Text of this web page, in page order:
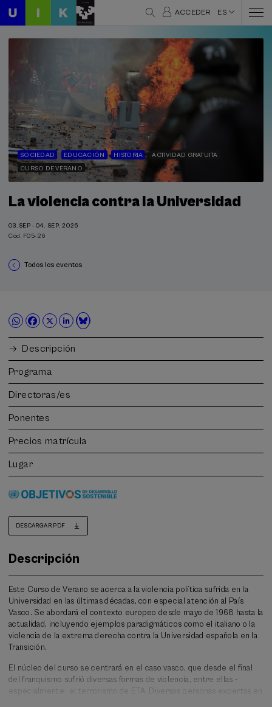
ACCEDER ES
SOCIEDAD EDUCACIÓN HISTORIA
ACTIVIDAD GRATUITA
CURSO DE VERANO
La violencia contra la Universidad
03.SEP - 04. SEP, 2026
Cód. F05-26
Todos los eventos
Descripción
Programa
Directoras/es
Ponentes
Precios matrícula
Lugar
DESCARGAR PDF
Descripción
Este Curso de Verano se acerca a la violencia política sufrida en la
Universidad en las últimas décadas, con especial atención al País
Vasco. Se abordará el contexto europeo desde mayo de 1968 hasta la
actualidad, incluyendo ejemplos paradigmáticos como el italiano o la
violencia de la extrema derecha contra la Universidad española en la
Transición.
El núcleo del curso se centrará en el caso vasco, que desde el final
del franquismo sufrió diversas formas de violencia, entre ellas -
especialmente- el terrorismo de ETA. Diversas personas expertas en